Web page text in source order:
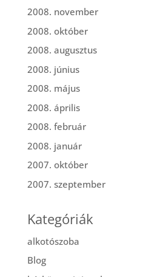
2008. november
2008. október
2008. augusztus
2008. június
2008. május
2008. április
2008. február
2008. január
2007. október
2007. szeptember
Kategóriák
alkotószoba
Blog